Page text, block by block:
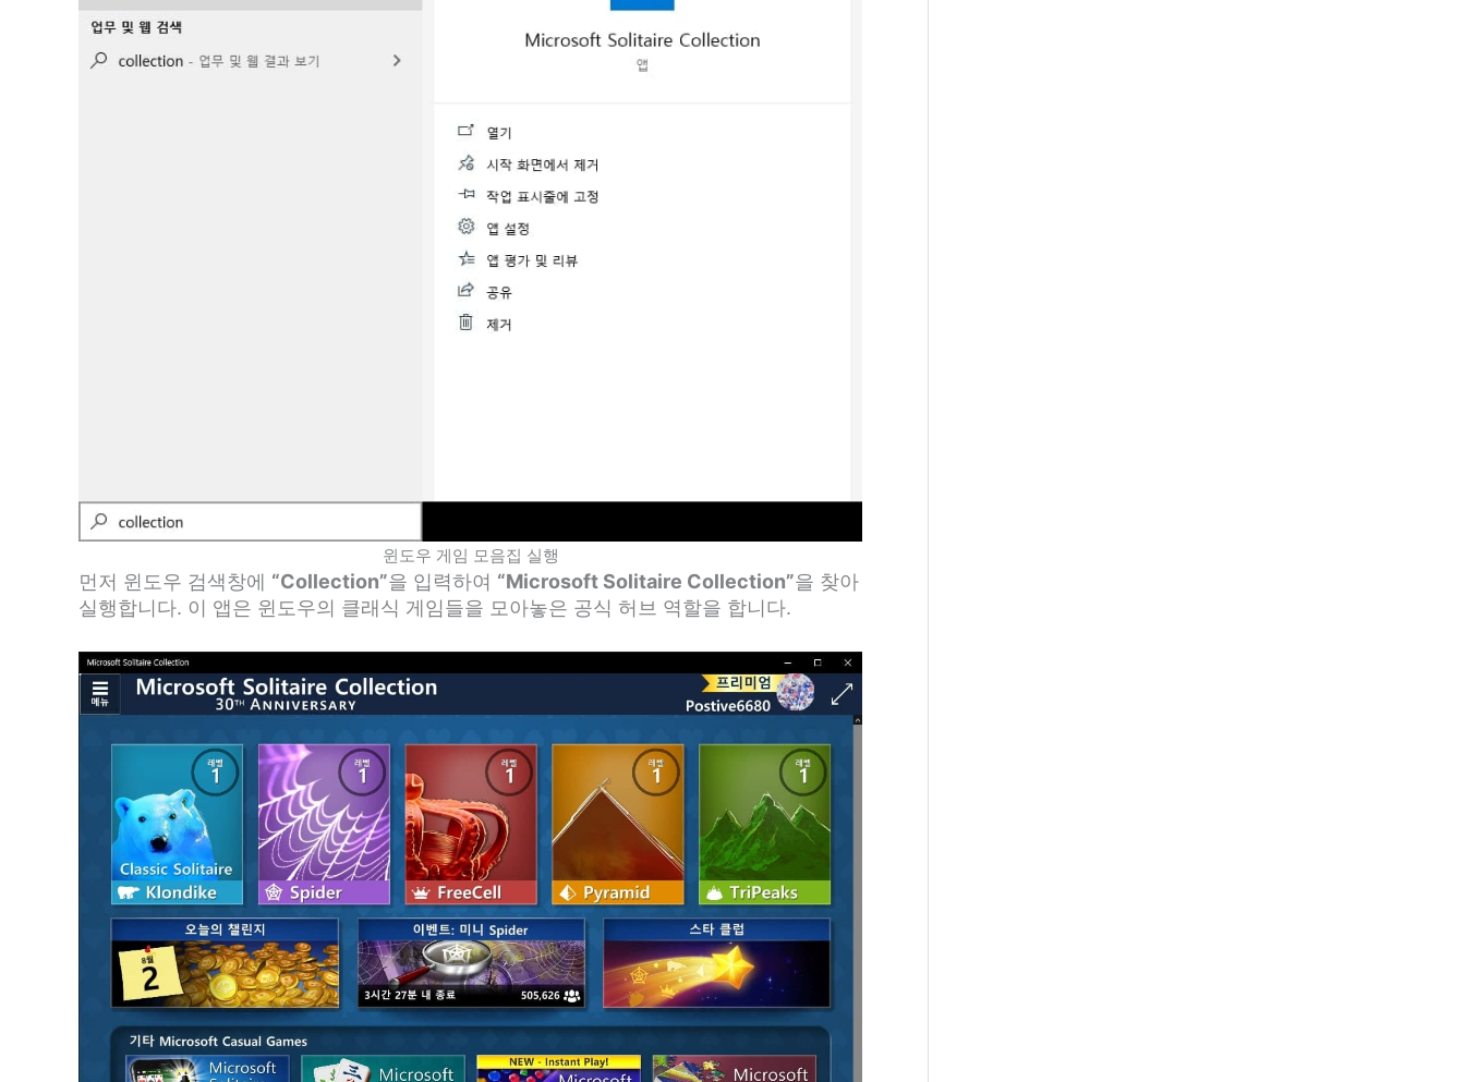
윈도우 게임 모음집 실행
먼저 윈도우 검색창에 “Collection”을 입력하여 “Microsoft Solitaire Collection”을 찾아
실행합니다. 이 앱은 윈도우의 클래식 게임들을 모아놓은 공식 허브 역할을 합니다.